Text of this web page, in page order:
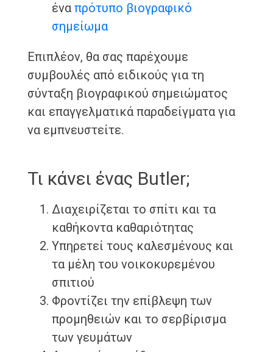
ένα πρότυπο βιογραφικό
σημείωμα
Επιπλέον, θα σας παρέχουμε
συμβουλές από ειδικούς για τη
σύνταξη βιογραφικού σημειώματος
και επαγγελματικά παραδείγματα για
να εμπνευστείτε.
Τι κάνει ένας Butler;
Διαχειρίζεται το σπίτι και τα
καθήκοντα καθαριότητας
Υπηρετεί τους καλεσμένους και
τα μέλη του νοικοκυρεμένου
σπιτιού
Φροντίζει την επίβλεψη των
προμηθειών και το σερβίρισμα
των γευμάτων